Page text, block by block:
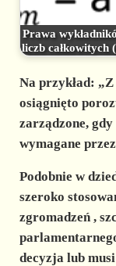
Prawa
liczb całkowitych
Na przykład:
osiągnięto
zarządzone,
wymagane
Podobnie w
szeroko
zgromadzeń,
decyzja lub